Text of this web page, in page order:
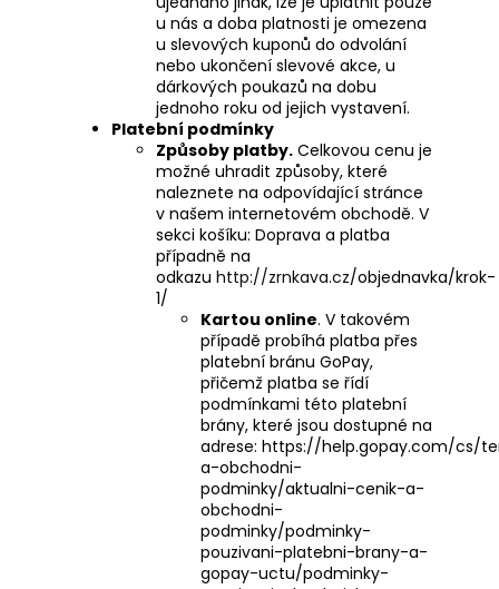
u nás a doba platnosti je omezena
u slevových kuponů do odvolání
nebo ukončení slevové akce, u
dárkových poukazů na dobu
jednoho roku od jejich vystavení.
Platební podmínky
Způsoby platby. Celkovou cenu je
možné uhradit způsoby, které
naleznete na odpovídající stránce
v našem internetovém obchodě. V
sekci košíku: Doprava a platba
případně na
odkazu http://zrnkava.cz/objednavka/krok-
1/
Kartou online. V takovém
případě probíhá platba přes
platební bránu GoPay,
přičemž platba se řídí
podmínkami této platební
brány, které jsou dostupné na
adrese: https://help.gopay.com/cs/
a-obchodni-
podminky/aktualni-cenik-a-
obchodni-
podminky/podminky-
pouzivani-platebni-brany-a-
gopay-uctu/podminky-